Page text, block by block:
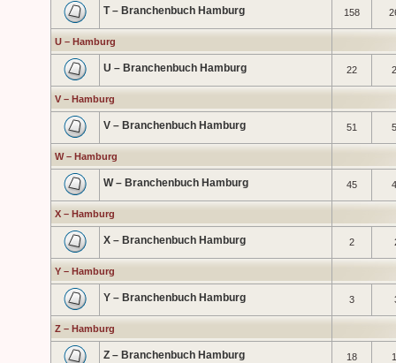
T – Branchenbuch Hamburg 158
U – Hamburg
U – Branchenbuch Hamburg 22
V – Hamburg
V – Branchenbuch Hamburg 51
W – Hamburg
W – Branchenbuch Hamburg 45
X – Hamburg
X – Branchenbuch Hamburg 2
Y – Hamburg
Y – Branchenbuch Hamburg 3
Z – Hamburg
Z – Branchenbuch Hamburg 18